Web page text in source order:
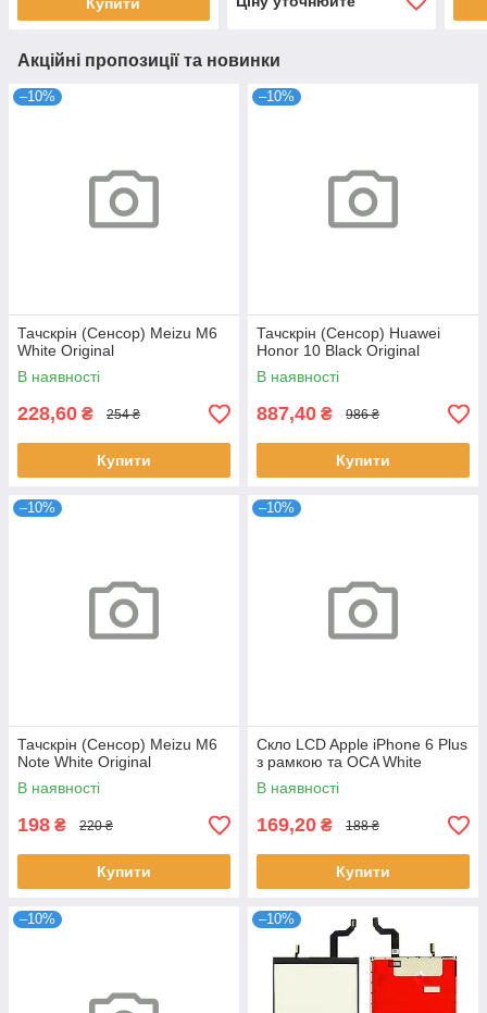
Акційні пропозиції та новинки
–10%
Тачскрін (Сенсор) Meizu M6
White Original
В наявності
228,60 ₴ 254 ₴
Купити
–10%
Тачскрін (Сенсор) Huawei
Honor 10 Black Original
В наявності
887,40 ₴ 986 ₴
Купити
–10%
Тачскрін (Сенсор) Meizu M6
Note White Original
В наявності
198 ₴ 220 ₴
Купити
–10%
Скло LCD Apple iPhone 6 Plus
з рамкою та OCA White
В наявності
169,20 ₴ 188 ₴
Купити
–10% –10%